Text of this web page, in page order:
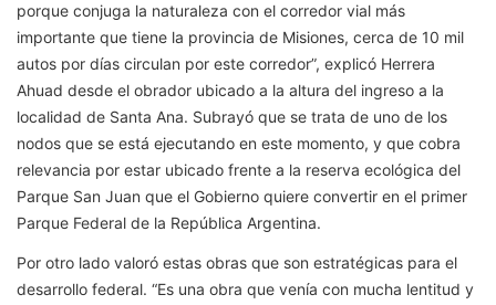
porque conjuga la naturaleza con el corredor vial más
importante que tiene la provincia de Misiones, cerca de 10 mil
autos por días circulan por este corredor”, explicó Herrera
Ahuad desde el obrador ubicado a la altura del ingreso a la
localidad de Santa Ana. Subrayó que se trata de uno de los
nodos que se está ejecutando en este momento, y que cobra
relevancia por estar ubicado frente a la reserva ecológica del
Parque San Juan que el Gobierno quiere convertir en el primer
Parque Federal de la República Argentina.
Por otro lado valoró estas obras que son estratégicas para el
desarrollo federal. “Es una obra que venía con mucha lentitud y